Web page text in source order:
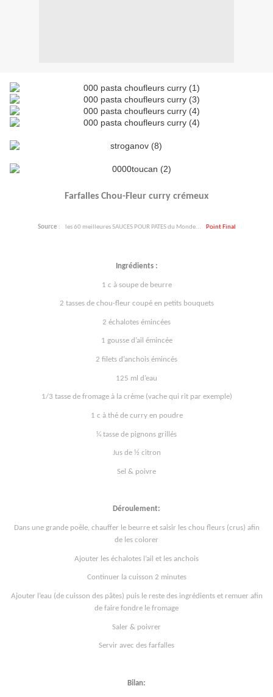
Farfalles Chou-Fleur curry crémeux
Source : les 60 meilleures SAUCES POUR PATES du Monde... Point Final
Ingrédients :
1 c à soupe de beurre
2 tasses de chou-fleur coupé en petits bouquets
2 échalotes émincées
1 gousse d’ail émincée
2 filets d’anchois émincés
125 ml d’eau
1/3 tasse de fromage à la crème (vache qui rit par exemple)
1 c à thé de curry en poudre
¼ tasse de pignons grillés
Jus de ½ citron
Sel & poivre
Déroulement:
Dans une grande poêle, chauffer le beurre et saisir les chou fleurs (crus) afin
de les colorer
Ajouter les échalotes l’ail et les anchois
Continuer la cuisson 2 minutes
Ajouter l’eau (de cuisson des pâtes) puis le reste des ingrédients et remuer afin
de faire fondre le fromage
Saler & poivrer
Servir avec des farfalles
Bilan: